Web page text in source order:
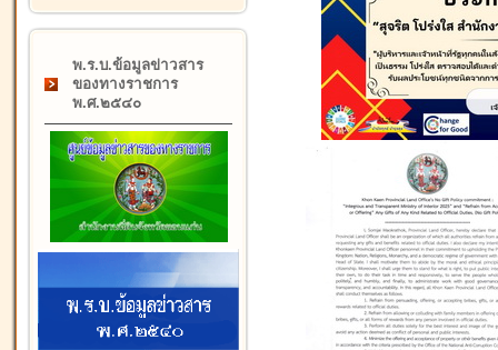
พ.ร.บ.ข้อมูลข่าวสาร
ของทางราชการ
พ.ศ.๒๕๔๐